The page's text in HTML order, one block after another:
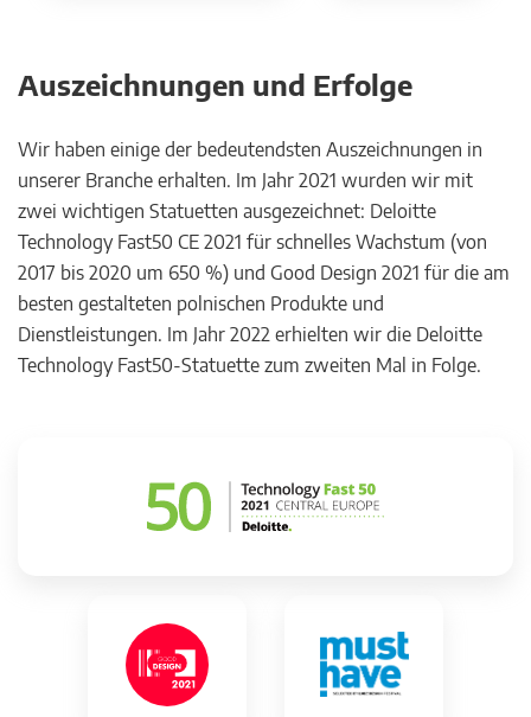
Auszeichnungen und Erfolge
Wir haben einige der bedeutendsten Auszeichnungen in
unserer Branche erhalten. Im Jahr 2021 wurden wir mit
zwei wichtigen Statuetten ausgezeichnet: Deloitte
Technology Fast50 CE 2021 für schnelles Wachstum (von
2017 bis 2020 um 650 %) und Good Design 2021 für die am
besten gestalteten polnischen Produkte und
Dienstleistungen. Im Jahr 2022 erhielten wir die Deloitte
Technology Fast50-Statuette zum zweiten Mal in Folge.